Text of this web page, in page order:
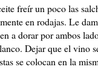
freír un poco las
en rodajas. Le
a dorar por ambos
Dejar que el vino
se colocan en la